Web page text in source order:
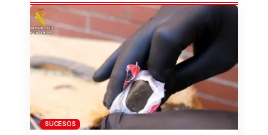
SUCESOS